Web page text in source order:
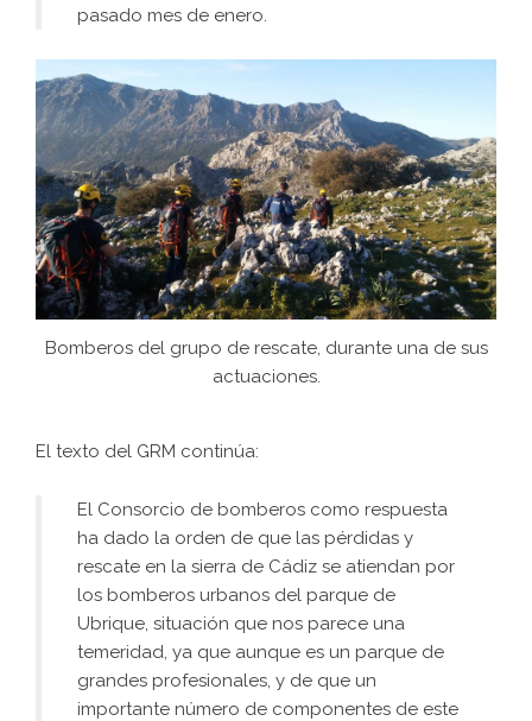
pasado mes de enero.
Bomberos del grupo de rescate, durante una de sus
actuaciones.
El texto del GRM continúa:
El Consorcio de bomberos como respuesta
ha dado la orden de que las pérdidas y
rescate en la sierra de Cádiz se atiendan por
los bomberos urbanos del parque de
Ubrique, situación que nos parece una
temeridad, ya que aunque es un parque de
grandes profesionales, y de que un
importante número de componentes de este